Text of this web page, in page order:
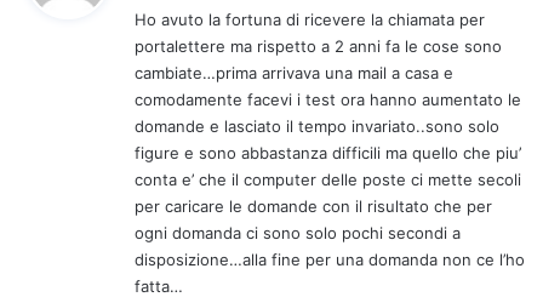
e
t
t
o
:
Ho avuto la fortuna di ricevere la chiamata per
portalettere ma rispetto a 2 anni fa le cose sono
cambiate…prima arrivava una mail a casa e
comodamente facevi i test ora hanno aumentato le
domande e lasciato il tempo invariato..sono solo
figure e sono abbastanza difficili ma quello che piu’
conta e’ che il computer delle poste ci mette secoli
per caricare le domande con il risultato che per
ogni domanda ci sono solo pochi secondi a
disposizione…alla fine per una domanda non ce l’ho
fatta…